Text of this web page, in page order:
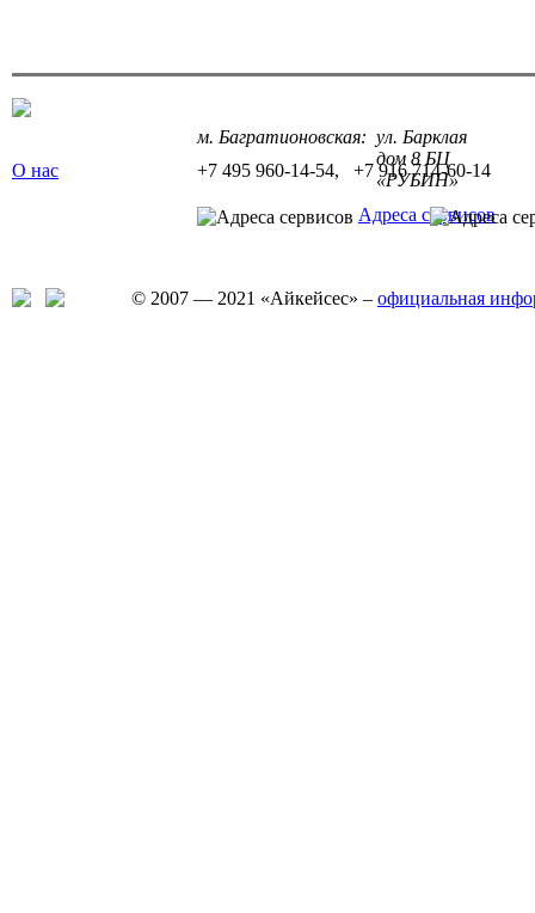
О нас +7 495 960-14-54, +7 916 714-60-14
м. Багратионовская: ул. Барклая
дом 8 БЦ
«РУБИН»
Адреса сервисов
© 2007 — 2021 «Айкейсес» – официальная